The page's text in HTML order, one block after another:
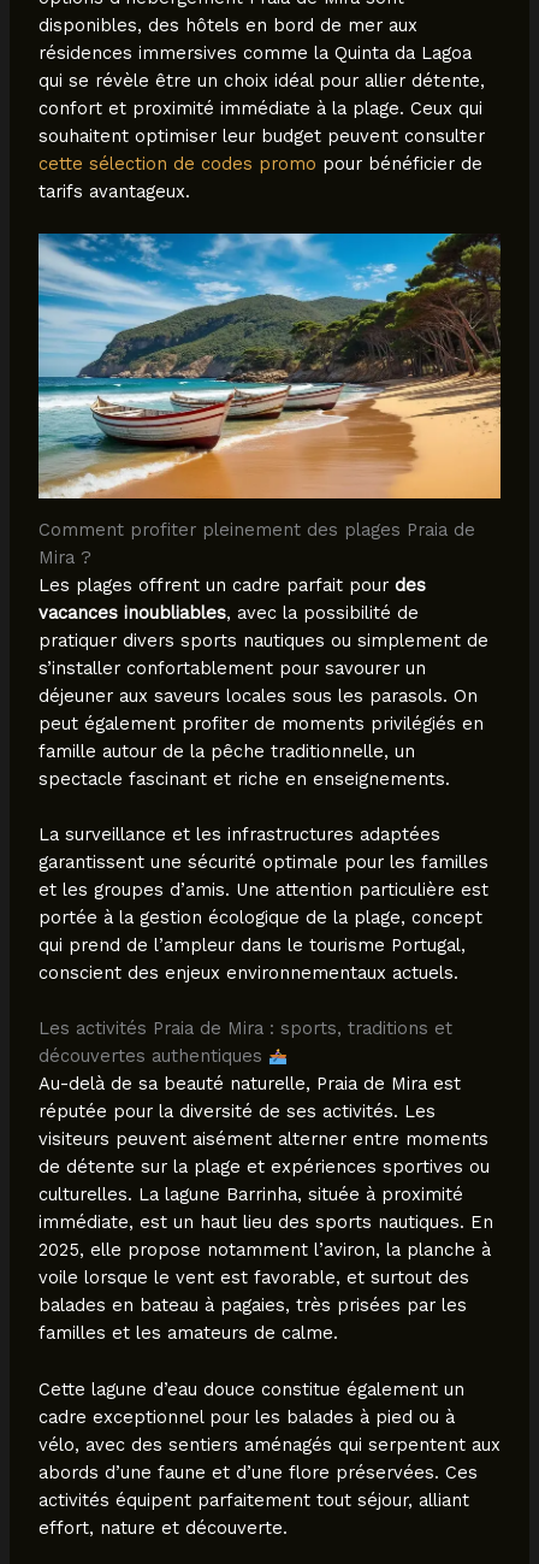
disponibles, des hôtels en bord de mer aux
résidences immersives comme la Quinta da Lagoa
qui se révèle être un choix idéal pour allier détente,
confort et proximité immédiate à la plage. Ceux qui
souhaitent optimiser leur budget peuvent consulter
cette sélection de codes promo pour bénéficier de
tarifs avantageux.
Comment profiter pleinement des plages Praia de
Mira ?
Les plages offrent un cadre parfait pour des
vacances inoubliables, avec la possibilité de
pratiquer divers sports nautiques ou simplement de
s’installer confortablement pour savourer un
déjeuner aux saveurs locales sous les parasols. On
peut également profiter de moments privilégiés en
famille autour de la pêche traditionnelle, un
spectacle fascinant et riche en enseignements.
La surveillance et les infrastructures adaptées
garantissent une sécurité optimale pour les familles
et les groupes d’amis. Une attention particulière est
portée à la gestion écologique de la plage, concept
qui prend de l’ampleur dans le tourisme Portugal,
conscient des enjeux environnementaux actuels.
Les activités Praia de Mira : sports, traditions et
découvertes authentiques
Au-delà de sa beauté naturelle, Praia de Mira est
réputée pour la diversité de ses activités. Les
visiteurs peuvent aisément alterner entre moments
de détente sur la plage et expériences sportives ou
culturelles. La lagune Barrinha, située à proximité
immédiate, est un haut lieu des sports nautiques. En
2025, elle propose notamment l’aviron, la planche à
voile lorsque le vent est favorable, et surtout des
balades en bateau à pagaies, très prisées par les
familles et les amateurs de calme.
Cette lagune d’eau douce constitue également un
cadre exceptionnel pour les balades à pied ou à
vélo, avec des sentiers aménagés qui serpentent aux
abords d’une faune et d’une flore préservées. Ces
activités équipent parfaitement tout séjour, alliant
effort, nature et découverte.